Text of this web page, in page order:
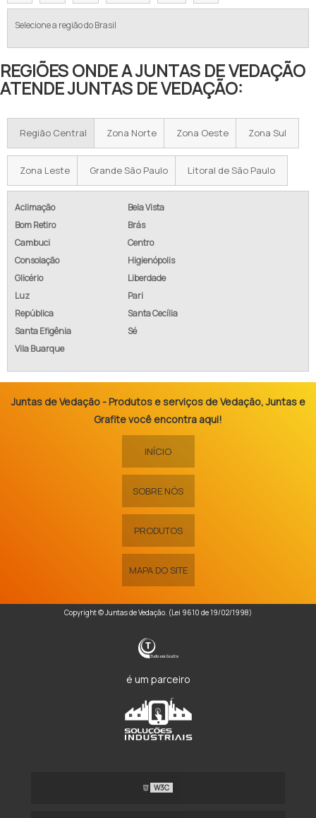
Selecione a região do Brasil
REGIÕES ONDE A JUNTAS DE VEDAÇÃO
ATENDE JUNTAS DE VEDAÇÃO:
Região Central Zona Norte Zona Oeste Zona Sul
Zona Leste Grande São Paulo Litoral de São Paulo
Aclimação
Bela Vista
Bom Retiro
Brás
Cambuci
Centro
Consolação
Higienópolis
Glicério
Liberdade
Luz
Pari
República
Santa Cecília
Santa Efigênia
Sé
Vila Buarque
Juntas de Vedação - Produtos e serviços de Vedação, Juntas e
Grafite você encontra aqui!
INÍCIO
SOBRE NÓS
PRODUTOS
MAPA DO SITE
Copyright © Juntas de Vedação. (Lei 9610 de 19/02/1998)
é um parceiro
W3C